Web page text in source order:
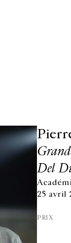
Del
25 avril
PRIX